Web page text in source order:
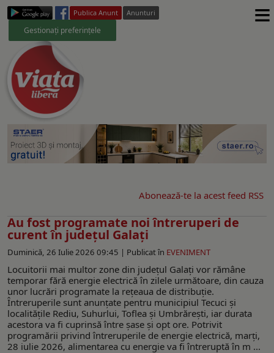
Publica Anunt Anunturi
Gestionați preferințele ≡
Abonează-te la acest feed RSS
Au fost programate noi întreruperi de
curent în județul Galați
Duminică, 26 Iulie 2026 09:45 | Publicat în EVENIMENT
Locuitorii mai multor zone din județul Galați vor rămâne
temporar fără energie electrică în zilele următoare, din cauza
unor lucrări programate la rețeaua de distribuție.
Întreruperile sunt anunțate pentru municipiul Tecuci și
localitățile Rediu, Suhurlui, Toflea și Umbrărești, iar durata
acestora va fi cuprinsă între șase și opt ore. Potrivit
programării privind întreruperile de energie electrică, marți,
28 iulie 2026, alimentarea cu energie va fi întreruptă în m ...